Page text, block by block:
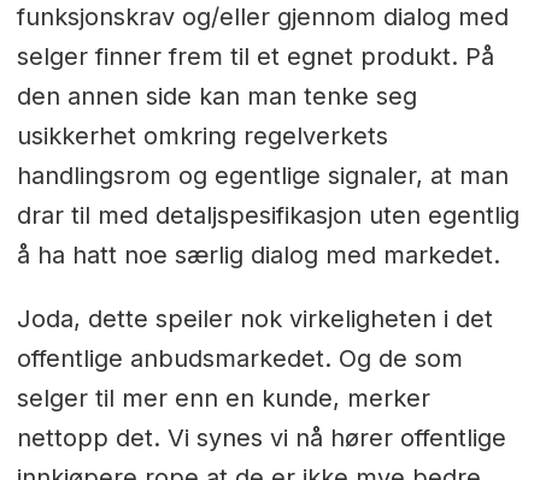
funksjonskrav og/eller gjennom dialog med
selger finner frem til et egnet produkt. På
den annen side kan man tenke seg
usikkerhet omkring regelverkets
handlingsrom og egentlige signaler, at man
drar til med detaljspesifikasjon uten egentlig
å ha hatt noe særlig dialog med markedet.
Joda, dette speiler nok virkeligheten i det
offentlige anbudsmarkedet. Og de som
selger til mer enn en kunde, merker
nettopp det. Vi synes vi nå hører offentlige